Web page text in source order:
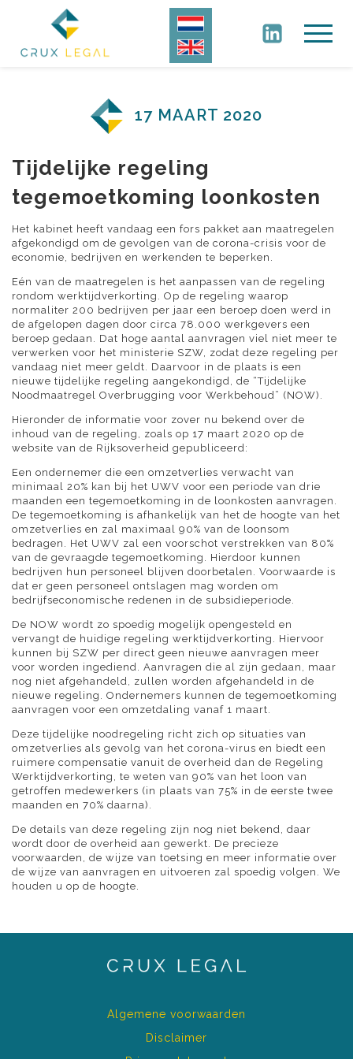
17 MAART 2020
Tijdelijke regeling
tegemoetkoming loonkosten
Het kabinet heeft vandaag een fors pakket aan maatregelen
afgekondigd om de gevolgen van de corona-crisis voor de
economie, bedrijven en werkenden te beperken.
Eén van de maatregelen is het aanpassen van de regeling
rondom werktijdverkorting. Op de regeling waarop
normaliter 200 bedrijven per jaar een beroep doen werd in
de afgelopen dagen door circa 78.000 werkgevers een
beroep gedaan. Dat hoge aantal aanvragen viel niet meer te
verwerken voor het ministerie SZW, zodat deze regeling per
vandaag niet meer geldt. Daarvoor in de plaats is een
nieuwe tijdelijke regeling aangekondigd, de “Tijdelijke
Noodmaatregel Overbrugging voor Werkbehoud” (NOW).
Hieronder de informatie voor zover nu bekend over de
inhoud van de regeling, zoals op 17 maart 2020 op de
website van de Rijksoverheid gepubliceerd:
Een ondernemer die een omzetverlies verwacht van
minimaal 20% kan bij het UWV voor een periode van drie
maanden een tegemoetkoming in de loonkosten aanvragen.
De tegemoetkoming is afhankelijk van het de hoogte van het
omzetverlies en zal maximaal 90% van de loonsom
bedragen. Het UWV zal een voorschot verstrekken van 80%
van de gevraagde tegemoetkoming. Hierdoor kunnen
bedrijven hun personeel blijven doorbetalen. Voorwaarde is
dat er geen personeel ontslagen mag worden om
bedrijfseconomische redenen in de subsidieperiode.
De NOW wordt zo spoedig mogelijk opengesteld en
vervangt de huidige regeling werktijdverkorting. Hiervoor
kunnen bij SZW per direct geen nieuwe aanvragen meer
voor worden ingediend. Aanvragen die al zijn gedaan, maar
nog niet afgehandeld, zullen worden afgehandeld in de
nieuwe regeling. Ondernemers kunnen de tegemoetkoming
aanvragen voor een omzetdaling vanaf 1 maart.
Deze tijdelijke noodregeling richt zich op situaties van
omzetverlies als gevolg van het corona-virus en biedt een
ruimere compensatie vanuit de overheid dan de Regeling
Werktijdverkorting, te weten van 90% van het loon van
getroffen medewerkers (in plaats van 75% in de eerste twee
maanden en 70% daarna).
De details van deze regeling zijn nog niet bekend, daar
wordt door de overheid aan gewerkt. De precieze
voorwaarden, de wijze van toetsing en meer informatie over
de wijze van aanvragen en uitvoeren zal spoedig volgen. We
houden u op de hoogte.
Algemene voorwaarden
Disclaimer